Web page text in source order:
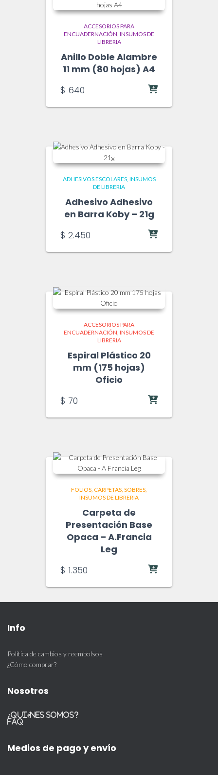
ACCESORIOS PARA
ENCUADERNACIÓN INSUMOS DE
LIBRERIA
Anillo Doble Alambre
11 mm (80 hojas) A4
$ 640
ADHESIVOS ESCOLARES INSUMOS
DE LIBRERIA
Adhesivo Adhesivo
en Barra Koby – 21g
$ 2.450
ACCESORIOS PARA
ENCUADERNACIÓN INSUMOS DE
LIBRERIA
Espiral Plástico 20
mm (175 hojas)
Oficio
$ 70
FOLIOS, CARPETAS, SOBRES
INSUMOS DE LIBRERIA
Carpeta de
Presentación Base
Opaca – A.Francia
Leg
$ 1.350
Info
Política de cambios y reembolsos
¿Cómo comprar?
Nosotros
¿Quiénes somos?
FAQ
Medios de pago y envío